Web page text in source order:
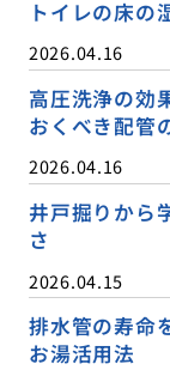
トイレの床の
2026.04.16
高圧洗浄の効
おくべき配管
2026.04.16
井戸掘りから
さ
2026.04.15
排水管の寿命
お湯活用法